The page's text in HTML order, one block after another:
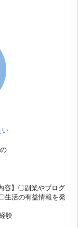
い
容】〇副業やブログ
活の有益情報を発
験